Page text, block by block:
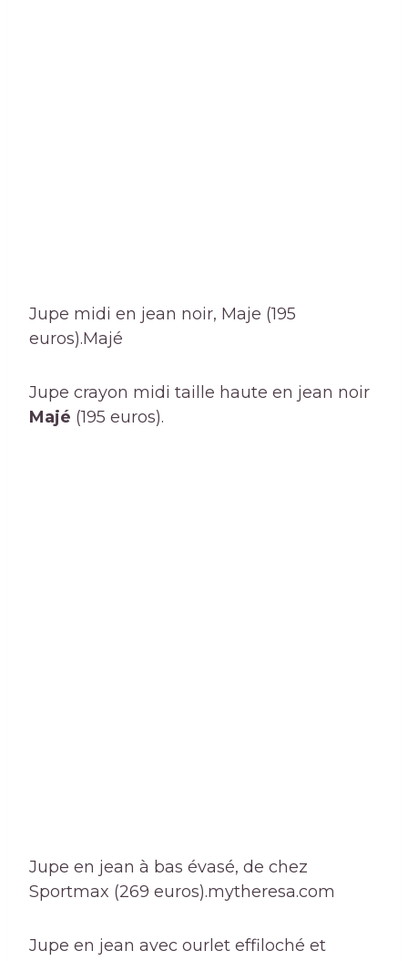
Jupe midi en jean noir, Maje (195
euros).Majé
Jupe crayon midi taille haute en jean noir
Majé (195 euros).
Jupe en jean à bas évasé, de chez
Sportmax (269 euros).mytheresa.com
Jupe en jean avec ourlet effiloché et